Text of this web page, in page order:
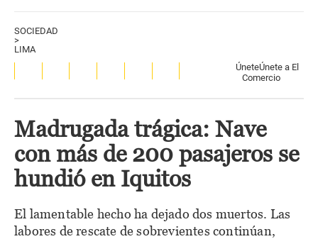
SOCIEDAD
>
LIMA
ÚneteÚnete a El
Comercio
Madrugada trágica: Nave
con más de 200 pasajeros se
hundió en Iquitos
El lamentable hecho ha dejado dos muertos. Las
labores de rescate de sobrevientes continúan,